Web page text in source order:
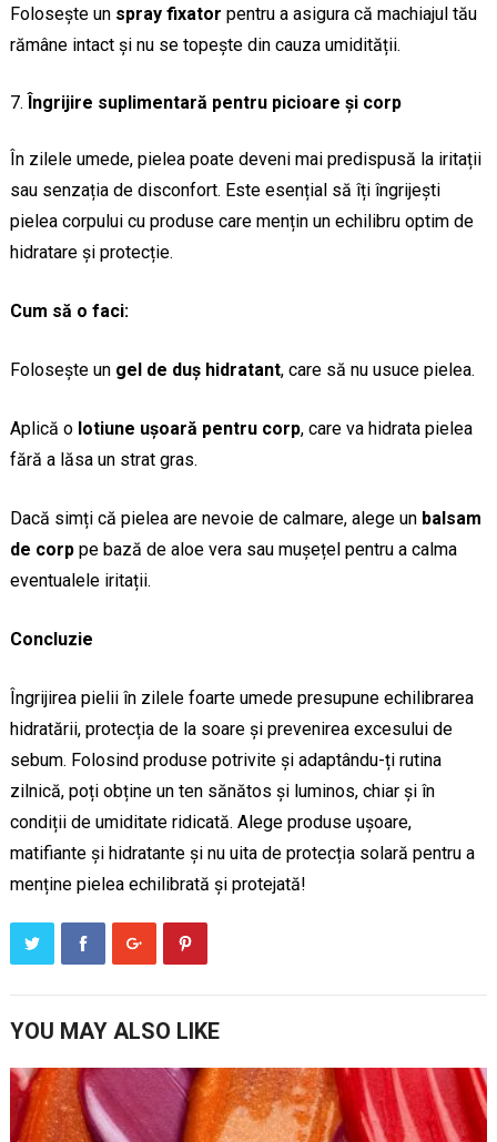
Folosește un spray fixator pentru a asigura că machiajul tău
rămâne intact și nu se topește din cauza umidității.
Îngrijire suplimentară pentru picioare și corp
În zilele umede, pielea poate deveni mai predispusă la iritații
sau senzația de disconfort. Este esențial să îți îngrijești
pielea corpului cu produse care mențin un echilibru optim de
hidratare și protecție.
Cum să o faci:
Folosește un gel de duș hidratant, care să nu usuce pielea.
Aplică o lotiune ușoară pentru corp, care va hidrata pielea
fără a lăsa un strat gras.
Dacă simți că pielea are nevoie de calmare, alege un balsam
de corppe bază de aloe vera sau mușețel pentru a calma
eventualele iritații.
Concluzie
Îngrijirea pielii în zilele foarte umede presupune echilibrarea
hidratării, protecția de la soare și prevenirea excesului de
sebum. Folosind produse potrivite și adaptându-ți rutina
zilnică, poți obține un ten sănătos și luminos, chiar și în
condiții de umiditate ridicată. Alege produse ușoare,
matifiante și hidratante și nu uita de protecția solară pentru a
menține pielea echilibrată și protejată!
YOU MAY ALSO LIKE